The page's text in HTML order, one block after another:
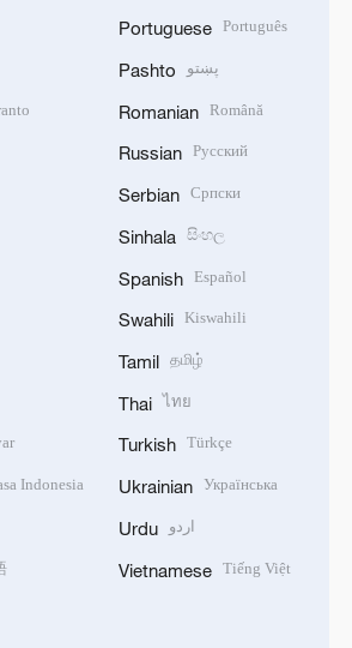
Indonesia
Portuguese Português
Pashto پښتو
Romanian Română
Russian Русский
Serbian Српски
Sinhala සිංහල
Spanish Español
Swahili Kiswahili
Tamil தமிழ்
Thai ไทย
Turkish Türkçe
Ukrainian Українська
Urdu اردو
Vietnamese Tiếng Việt